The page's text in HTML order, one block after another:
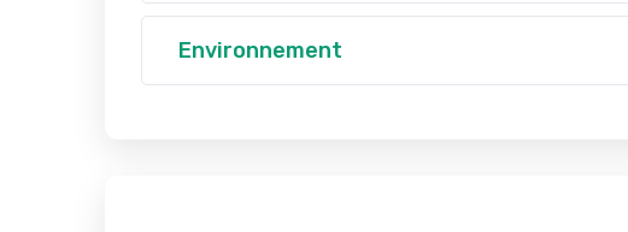
Environnement